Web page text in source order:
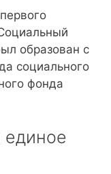
образован с
социального
фонда
единое